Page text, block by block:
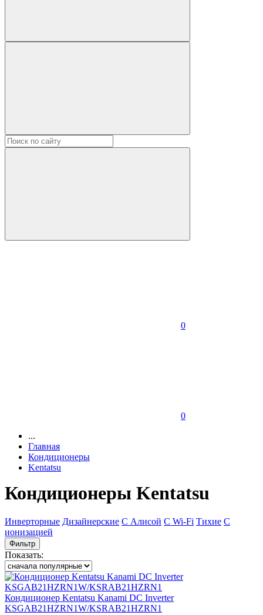
0
0
...
Главная
Кондиционеры
Kentatsu
Кондиционеры Kentatsu
Инверторные Дизайнерские С Алисой C Wi-Fi Тихие С
ионизацией
Фильтр
Показать:
Кондиционер Kentatsu Kanami DC Inverter
KSGAB21HZRN1W/KSRAB21HZRN1